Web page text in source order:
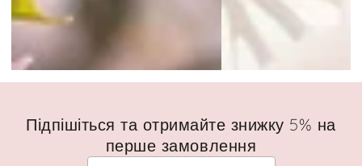
Підпішіться та отримайте знижку 5% на
перше замовлення